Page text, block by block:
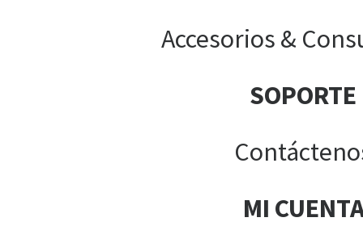
Accesorios &
SOPORTE
MI